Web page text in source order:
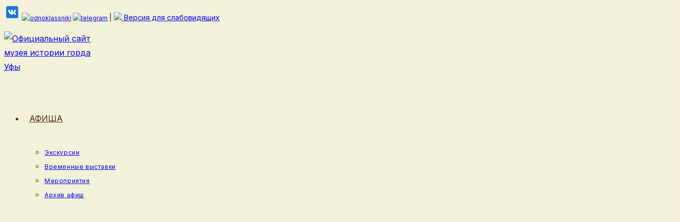
Перейти
содержимому
Версия для слабовидящих
АФИША
Экскурсии
Временные выставки
Мероприятия
Архив афиш